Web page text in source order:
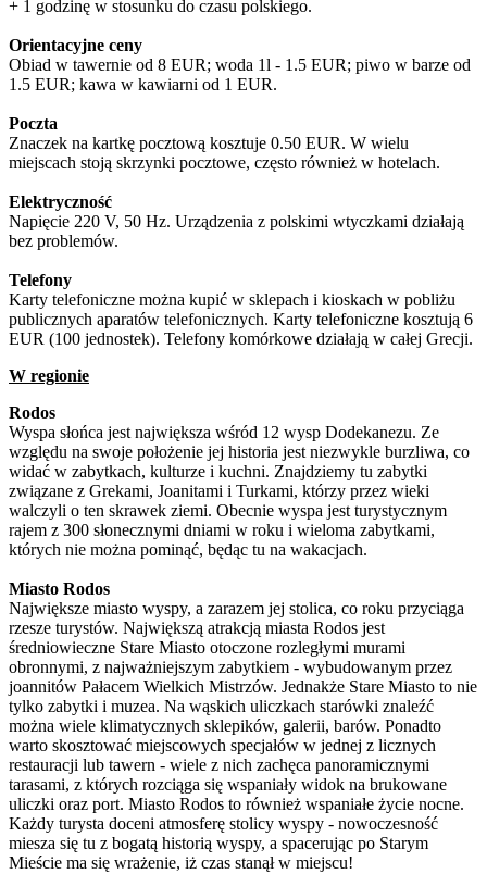
+ 1 godzinę w stosunku do czasu polskiego.
Orientacyjne ceny
Obiad w tawernie od 8 EUR; woda 1l - 1.5 EUR; piwo w barze od
1.5 EUR; kawa w kawiarni od 1 EUR.
Poczta
Znaczek na kartkę pocztową kosztuje 0.50 EUR. W wielu
miejscach stoją skrzynki pocztowe, często również w hotelach.
Elektryczność
Napięcie 220 V, 50 Hz. Urządzenia z polskimi wtyczkami działają
bez problemów.
Telefony
Karty telefoniczne można kupić w sklepach i kioskach w pobliżu
publicznych aparatów telefonicznych. Karty telefoniczne kosztują 6
EUR (100 jednostek). Telefony komórkowe działają w całej Grecji.
W regionie
Rodos
Wyspa słońca jest największa wśród 12 wysp Dodekanezu. Ze
względu na swoje położenie jej historia jest niezwykle burzliwa, co
widać w zabytkach, kulturze i kuchni. Znajdziemy tu zabytki
związane z Grekami, Joanitami i Turkami, którzy przez wieki
walczyli o ten skrawek ziemi. Obecnie wyspa jest turystycznym
rajem z 300 słonecznymi dniami w roku i wieloma zabytkami,
których nie można pominąć, będąc tu na wakacjach.
Miasto Rodos
Największe miasto wyspy, a zarazem jej stolica, co roku przyciąga
rzesze turystów. Największą atrakcją miasta Rodos jest
średniowieczne Stare Miasto otoczone rozległymi murami
obronnymi, z najważniejszym zabytkiem - wybudowanym przez
joannitów Pałacem Wielkich Mistrzów. Jednakże Stare Miasto to nie
tylko zabytki i muzea. Na wąskich uliczkach starówki znaleźć
można wiele klimatycznych sklepików, galerii, barów. Ponadto
warto skosztować miejscowych specjałów w jednej z licznych
restauracji lub tawern - wiele z nich zachęca panoramicznymi
tarasami, z których rozciąga się wspaniały widok na brukowane
uliczki oraz port. Miasto Rodos to również wspaniałe życie nocne.
Każdy turysta doceni atmosferę stolicy wyspy - nowoczesność
miesza się tu z bogatą historią wyspy, a spacerując po Starym
Mieście ma się wrażenie, iż czas stanął w miejscu!